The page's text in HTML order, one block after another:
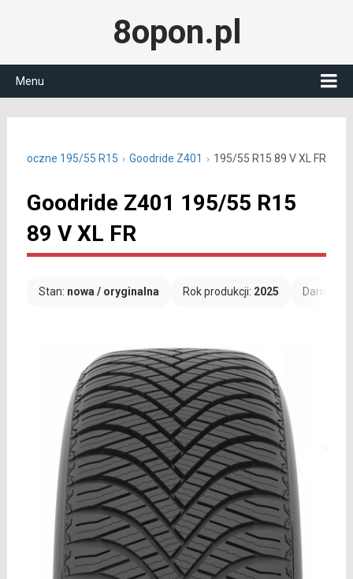
8opon.pl
Menu
195/55 R15 Goodride Z401 195/55 R15 89 V XL FR
Goodride Z401 195/55 R15
89 V XL FR
Stan: nowa / oryginalna Rok produkcji: 2025